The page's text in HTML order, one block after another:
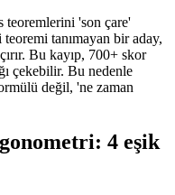
teoremlerini 'son çare'
tanımayan bir aday,
Bu kayıp, 700+ skor
çekebilir. Bu nedenle
değil, 'ne zaman
4 eşik